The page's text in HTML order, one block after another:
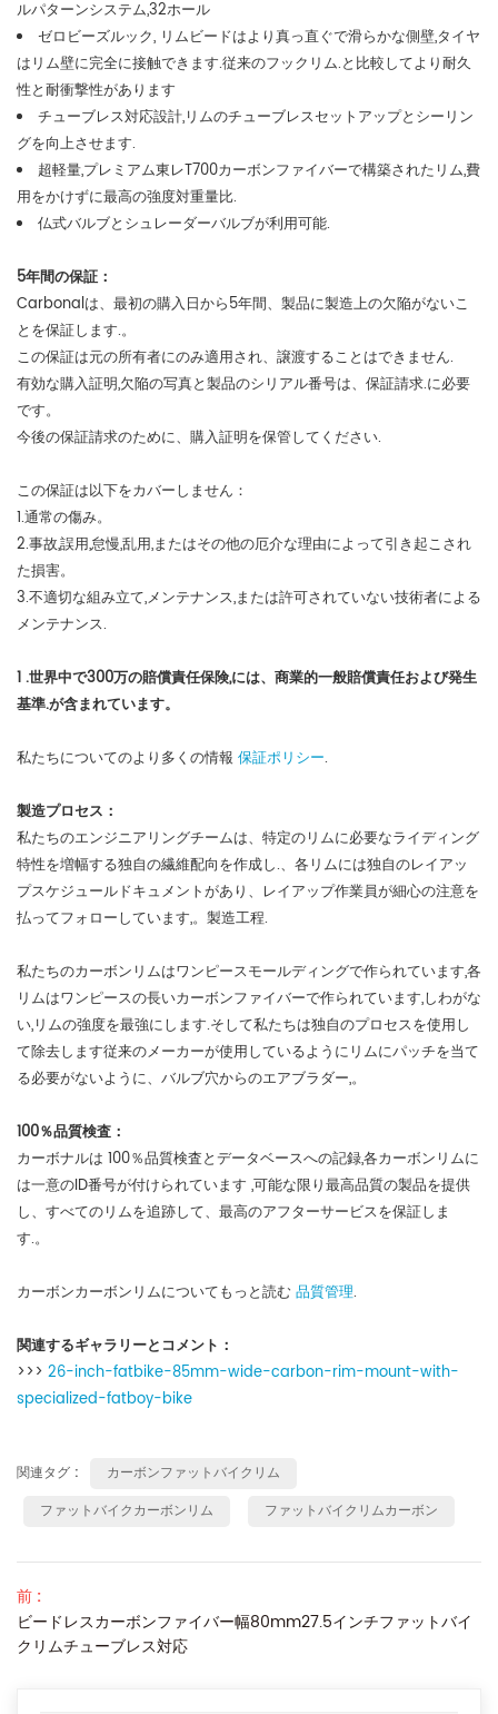
ルパターンシステム,32ホール
ゼロビーズルック, リムビードはより真っ直ぐで滑らかな側壁,タイヤ
はリム壁に完全に接触できます.従来のフックリム.と比較してより耐久
性と耐衝撃性があります
チューブレス対応設計,リムのチューブレスセットアップとシーリン
グを向上させます.
超軽量,プレミアム東レT700カーボンファイバーで構築されたリム,費
用をかけずに最高の強度対重量比.
仏式バルブとシュレーダーバルブが利用可能.
5年間の保証：
Carbonalは、最初の購入日から5年間、製品に製造上の欠陥がないこ
とを保証します.。
この保証は元の所有者にのみ適用され、譲渡することはできません.
有効な購入証明,欠陥の写真と製品のシリアル番号は、保証請求.に必要
です。
今後の保証請求のために、購入証明を保管してください.
この保証は以下をカバーしません：
1.通常の傷み。
2.事故,誤用,怠慢,乱用,またはその他の厄介な理由によって引き起こされ
た損害。
3.不適切な組み立て,メンテナンス,または許可されていない技術者による
メンテナンス.
1 .世界中で300万の賠償責任保険,には、商業的一般賠償責任および発生
基準.が含まれています。
私たちについてのより多くの情報保証ポリシー.
製造プロセス：
私たちのエンジニアリングチームは、特定のリムに必要なライディング
特性を増幅する独自の繊維配向を作成し.、各リムには独自のレイアッ
プスケジュールドキュメントがあり、レイアップ作業員が細心の注意を
払ってフォローしています,。製造工程.
私たちのカーボンリムはワンピースモールディングで作られています,各
リムはワンピースの長いカーボンファイバーで作られています,しわがな
い,リムの強度を最強にします.そして私たちは独自のプロセスを使用し
て除去します従来のメーカーが使用しているようにリムにパッチを当て
る必要がないように、バルブ穴からのエアブラダー,。
100％品質検査：
カーボナルは 100％品質検査とデータベースへの記録,各カーボンリムに
は一意のID番号が付けられています ,可能な限り最高品質の製品を提供
し、すべてのリムを追跡して、最高のアフターサービスを保証しま
す.。
カーボンカーボンリムについてもっと読む 品質管理.
関連するギャラリーとコメント：
>>> 26-inch-fatbike-85mm-wide-carbon-rim-mount-with-
specialized-fatboy-bike
関連タグ :
カーボンファットバイクリム
ファットバイクカーボンリム
ファットバイクリムカーボン
前 :
ビードレスカーボンファイバー幅80mm27.5インチファットバイ
クリムチューブレス対応